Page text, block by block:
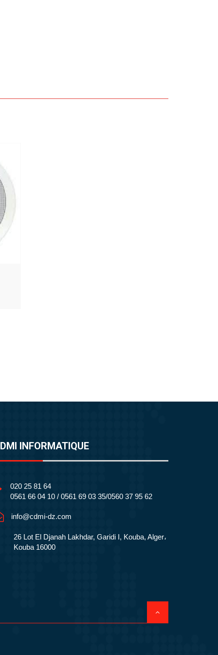
INFORMATIQUE
020 25 81 64
0561 66 04 10 / 0561 69 03 35/0560 37 95 62
info@cdmi-dz.com
26 Lot El Djanah Lakhdar, Garidi I, Kouba, Alger،
Kouba 16000